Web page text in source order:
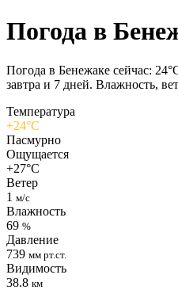
Погода в
Погода в Бенежаке сейчас:
завтра и 7 дней. Влажность,
Температура
+24°C
Пасмурно
Ощущается
+27°C
Ветер
1 м/с
Влажность
69 %
Давление
739 мм рт.ст.
Видимость
38.8 км